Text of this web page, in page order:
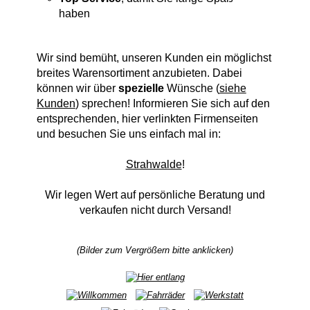
haben
Wir sind bemüht, unseren Kunden ein möglichst
breites Warensortiment anzubieten. Dabei
können wir über spezielleWünsche (siehe
Kunden) sprechen! Informieren Sie sich auf den
entsprechenden, hier verlinkten Firmenseiten
und besuchen Sie uns einfach mal in:
Strahwalde!
Wir legen Wert auf persönliche Beratung und
verkaufen nicht durch Versand!
(Bilder zum Vergrößern bitte anklicken)